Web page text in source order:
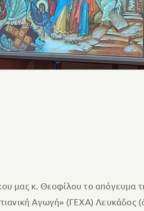
μας κ. Θεοφίλου το απόγευμα
Αγωγή» (ΓΕΧΑ) Λευκάδος